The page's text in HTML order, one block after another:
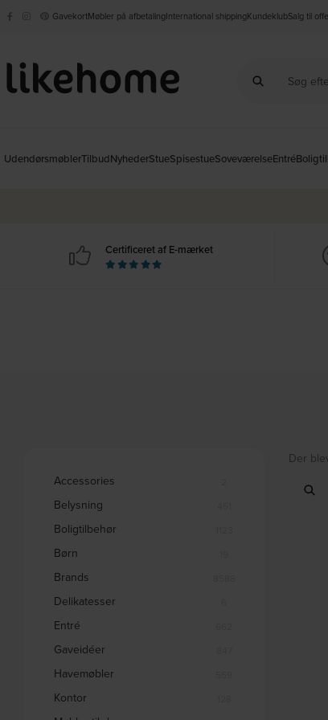
GavekortMøbler på afbetalingInternational shippingKundeklubSalg til
UdendørsmøblerTilbudNyhederStueSpisestueSoveværelseEntré
Certificeret af E-mærket
Accessories
Belysning
Boligtilbehør
Børn
Brands
Delikatesser
Entré
Gaveidéer
Havemøbler
Kontor
Der